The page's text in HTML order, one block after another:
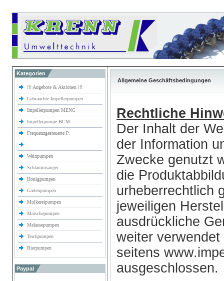
Kategorien
!!! Angebote & Aktionen !!!
Gebrauchte Impellerpumpen
Impellerpumpen MENC
Impellerpumpe BCM
Frequenzgesteuerte P.
Weinpumpen
Schlammsauger
Honigpumpen
Gartenpumpen
Molkereipumpen
Maischepumpen
Melassepumpen
Teichpumpen
Bierpumpen
Paypal
Allgemeine Geschäftsbedingungen
Rechtliche
Der Inhalt der
der Information
Zwecke genutzt
die
urheberrechtlich
jeweiligen
ausdrückliche
weiter
seitens
ausgeschlossen.